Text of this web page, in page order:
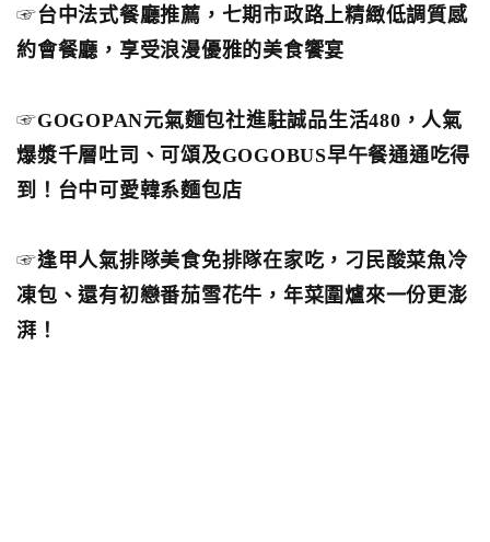
☞台中法式餐廳推薦，七期市政路上精緻低調質感
約會餐廳，享受浪漫優雅的美食饗宴
☞GOGOPAN元氣麵包社進駐誠品生活480，人氣
爆漿千層吐司、可頌及GOGOBUS早午餐通通吃得
到！台中可愛韓系麵包店
☞逢甲人氣排隊美食免排隊在家吃，刁民酸菜魚冷
凍包、還有初戀番茄雪花牛，年菜圍爐來一份更澎
湃！